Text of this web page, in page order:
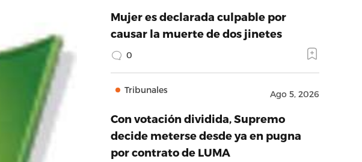
Mujer es declarada culpable por
causar la muerte de dos jinetes
0
Tribunales Ago 5, 2026
Con votación dividida, Supremo
decide meterse desde ya en pugna
por contrato de LUMA